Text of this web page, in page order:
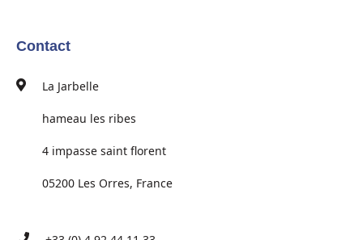
Contact
La Jarbelle
hameau les ribes
4 impasse saint florent
05200 Les Orres, France